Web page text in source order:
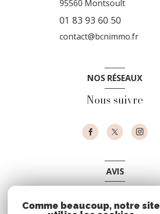
95560 Montsoult
01 83 93 60 50
contact@bcnimmo.fr
NOS RÉSEAUX
Nous suivre
AVIS
Comme beaucoup, notre site